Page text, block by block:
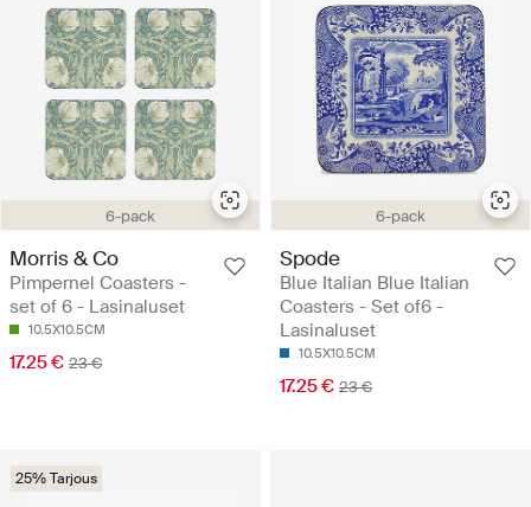
6-pack
Morris & Co
Pimpernel Coasters -
set of 6 - Lasinaluset
10.5X10.5CM
17.25 € 23 €
6-pack
Spode
Blue Italian Blue Italian
Coasters - Set of6 -
Lasinaluset
10.5X10.5CM
17.25 € 23 €
25% Tarjous